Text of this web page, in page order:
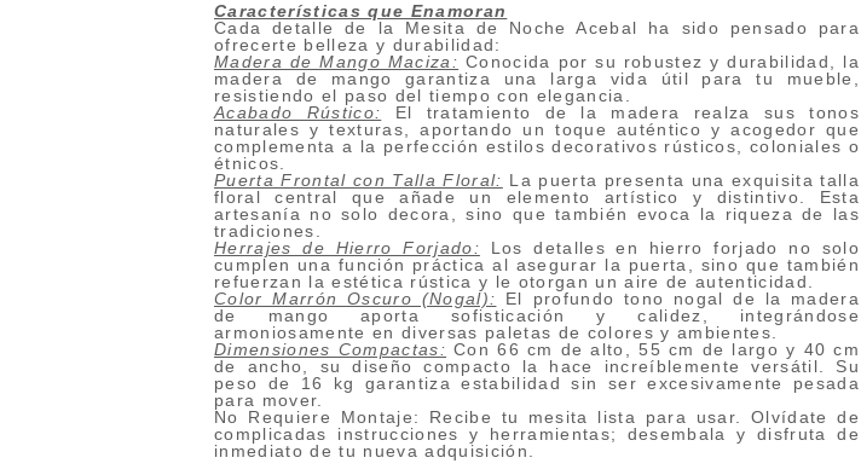
Características que Enamoran
Cada detalle de la Mesita de Noche Acebal ha sido pensado para
ofrecerte belleza y durabilidad:
Madera de Mango Maciza: Conocida por su robustez y durabilidad, la
madera de mango garantiza una larga vida útil para tu mueble,
resistiendo el paso del tiempo con elegancia.
Acabado Rústico: El tratamiento de la madera realza sus tonos
naturales y texturas, aportando un toque auténtico y acogedor que
complementa a la perfección estilos decorativos rústicos, coloniales o
étnicos.
Puerta Frontal con Talla Floral: La puerta presenta una exquisita talla
floral central que añade un elemento artístico y distintivo. Esta
artesanía no solo decora, sino que también evoca la riqueza de las
tradiciones.
Herrajes de Hierro Forjado: Los detalles en hierro forjado no solo
cumplen una función práctica al asegurar la puerta, sino que también
refuerzan la estética rústica y le otorgan un aire de autenticidad.
Color Marrón Oscuro (Nogal): El profundo tono nogal de la madera
de mango aporta sofisticación y calidez, integrándose
armoniosamente en diversas paletas de colores y ambientes.
Dimensiones Compactas: Con 66 cm de alto, 55 cm de largo y 40 cm
de ancho, su diseño compacto la hace increíblemente versátil. Su
peso de 16 kg garantiza estabilidad sin ser excesivamente pesada
para mover.
No Requiere Montaje: Recibe tu mesita lista para usar. Olvídate de
complicadas instrucciones y herramientas; desembala y disfruta de
inmediato de tu nueva adquisición.